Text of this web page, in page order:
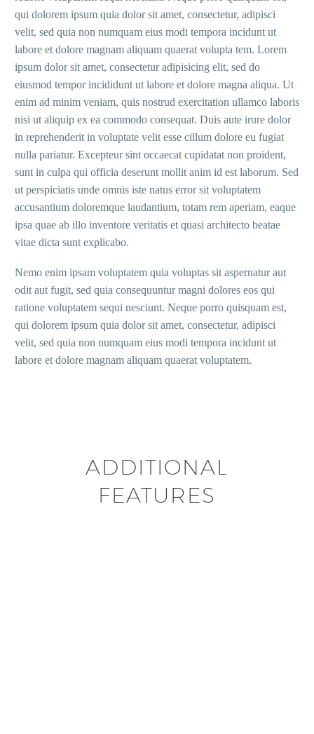
qui dolorem ipsum quia dolor sit amet, consectetur, adipisci
velit, sed quia non numquam eius modi tempora incidunt ut
labore et dolore magnam aliquam quaerat volupta tem. Lorem
ipsum dolor sit amet, consectetur adipisicing elit, sed do
eiusmod tempor incididunt ut labore et dolore magna aliqua. Ut
enim ad minim veniam, quis nostrud exercitation ullamco laboris
nisi ut aliquip ex ea commodo consequat. Duis aute irure dolor
in reprehenderit in voluptate velit esse cillum dolore eu fugiat
nulla pariatur. Excepteur sint occaecat cupidatat non proident,
sunt in culpa qui officia deserunt mollit anim id est laborum. Sed
ut perspiciatis unde omnis iste natus error sit voluptatem
accusantium doloremque laudantium, totam rem aperiam, eaque
ipsa quae ab illo inventore veritatis et quasi architecto beatae
vitae dicta sunt explicabo.
Nemo enim ipsam voluptatem quia voluptas sit aspernatur aut
odit aut fugit, sed quia consequuntur magni dolores eos qui
ratione voluptatem sequi nesciunt. Neque porro quisquam est,
qui dolorem ipsum quia dolor sit amet, consectetur, adipisci
velit, sed quia non numquam eius modi tempora incidunt ut
labore et dolore magnam aliquam quaerat voluptatem.
ADDITIONAL
FEATURES